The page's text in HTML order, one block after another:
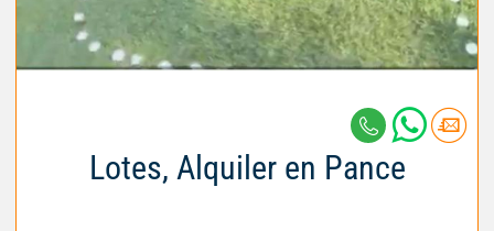
Lotes, Alquiler en Pance